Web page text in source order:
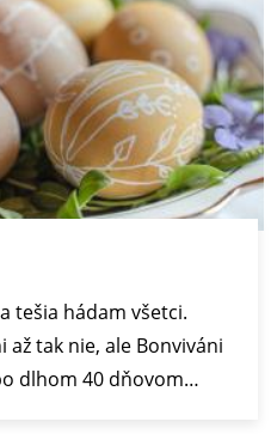
tešia hádam všetci.
až tak nie, ale Bonviváni
dlhom 40 dňovom…